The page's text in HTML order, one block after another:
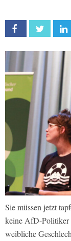
Facebook Twitter
Sie müssen jetzt
keine AfD-Politiker
weibliche